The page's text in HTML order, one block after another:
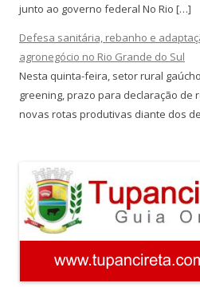
junto ao governo federal No Rio […]
Defesa sanitária, rebanho e
agronegócio no Rio Grande do Sul
Nesta quinta-feira, setor rural
greening, prazo para declaração de
novas rotas produtivas diante dos